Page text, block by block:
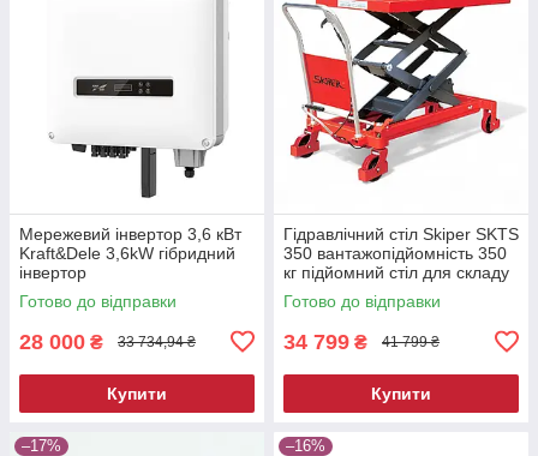
Мережевий інвертор 3,6 кВт
Kraft&Dele 3,6kW гібридний
інвертор
Готово до відправки
28 000 ₴ 33 734,94 ₴
Купити
Гідравлічний стіл Skiper SKTS
350 вантажопідйомність 350
кг підйомний стіл для складу
та СТО
Готово до відправки
34 799 ₴ 41 799 ₴
Купити
–17% –16%